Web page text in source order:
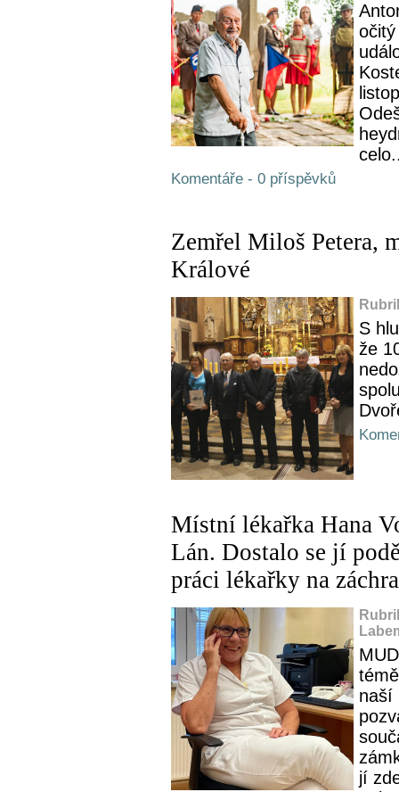
Komentáře - 0 příspěvků
Zemřel Miloš Petera,
Králové
S
že
Místní lékařka Hana
Lán. Dostalo se jí
práci lékařky na
naší
jí